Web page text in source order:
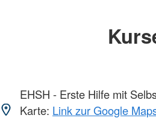
EHSH - Erste Hilfe mit
Karte: Link zur Google